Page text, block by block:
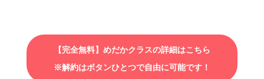
【完全無料】めだかクラスの詳細はこちら
※解約はボタンひとつで自由に可能です！